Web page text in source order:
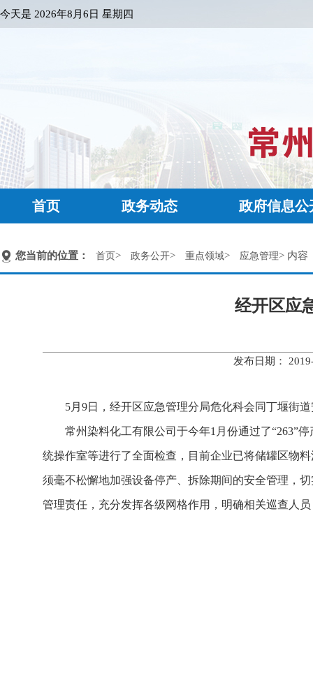
今天是 2026年8月6日 星期四
首页 政务动态 政府信息公
您当前的位置： 首页> 政务公开> 重点领域> 应急管理> 内容
经开区应
发布日期：
5月9日，经开区应急管理分局危化科会同丁堰街
常州染料化工有限公司于今年1月份通过了“263”
统操作室等进行了全面检查，目前企业已将储罐区物
须毫不松懈地加强设备停产、拆除期间的安全管理，
管理责任，充分发挥各级网格作用，明确相关巡查人